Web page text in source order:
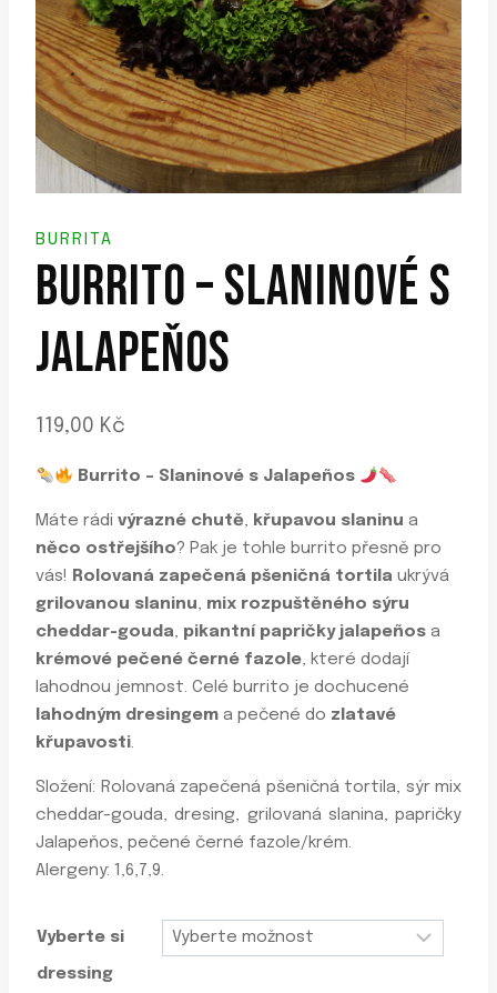
BURRITA
BURRITO – SLANINOVÉ S
JALAPEŇOS
119,00 Kč
Burrito – Slaninové s Jalapeños
Máte rádi výrazné chutě, křupavou slaninu a
něco ostřejšího? Pak je tohle burrito přesně pro
vás! Rolovaná zapečená pšeničná tortila ukrývá
grilovanou slaninu, mix rozpuštěného sýru
cheddar-gouda, pikantní papričky jalapeños a
krémové pečené černé fazole, které dodají
lahodnou jemnost. Celé burrito je dochucené
lahodným dresingem a pečené do zlatavé
křupavosti.
Složení: Rolovaná zapečená pšeničná tortila, sýr mix
cheddar-gouda, dresing, grilovaná slanina, papričky
Jalapeňos, pečené černé fazole/krém.
Alergeny: 1,6,7,9.
Vyberte si
dressing